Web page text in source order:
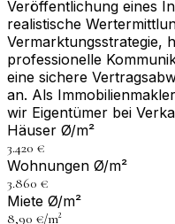
Veröffentlichung eines
realistische
Vermarktungsstrategie,
professionelle
eine sichere
an. Als
wir Eigentümer bei
Häuser Ø/m²
3.420 €
Wohnungen Ø/m²
3.860 €
Miete Ø/m²
8,90 €/m²